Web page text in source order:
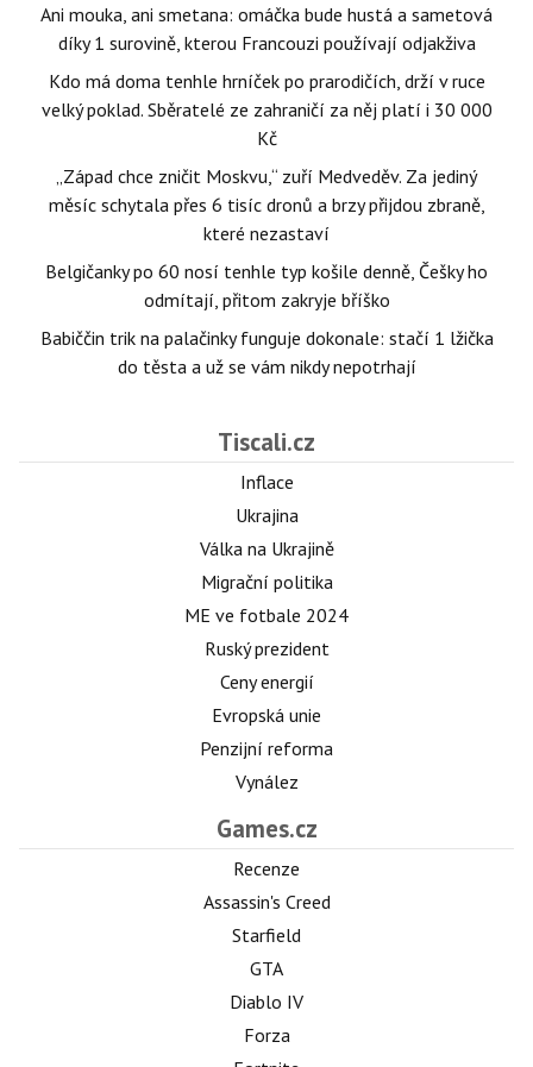
Ani mouka, ani smetana: omáčka bude hustá a sametová
díky 1 surovině, kterou Francouzi používají odjakživa
Kdo má doma tenhle hrníček po prarodičích, drží v ruce
velký poklad. Sběratelé ze zahraničí za něj platí i 30 000
Kč
„Západ chce zničit Moskvu,“ zuří Medveděv. Za jediný
měsíc schytala přes 6 tisíc dronů a brzy přijdou zbraně,
které nezastaví
Belgičanky po 60 nosí tenhle typ košile denně, Češky ho
odmítají, přitom zakryje bříško
Babiččin trik na palačinky funguje dokonale: stačí 1 lžička
do těsta a už se vám nikdy nepotrhají
Tiscali.cz
Inflace
Ukrajina
Válka na Ukrajině
Migrační politika
ME ve fotbale 2024
Ruský prezident
Ceny energií
Evropská unie
Penzijní reforma
Vynález
Games.cz
Recenze
Assassin's Creed
Starfield
GTA
Diablo IV
Forza